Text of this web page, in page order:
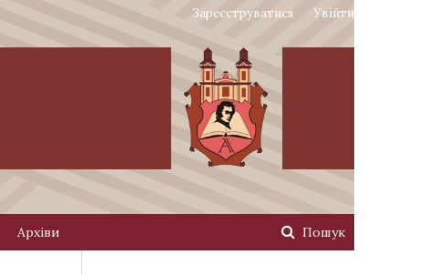
Архіви Пошук
Зареєструватися Увійти